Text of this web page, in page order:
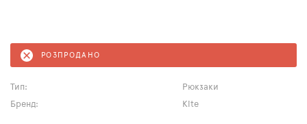
РОЗПРОДАНО
Тип:
Рюкзаки
Бренд:
Kite